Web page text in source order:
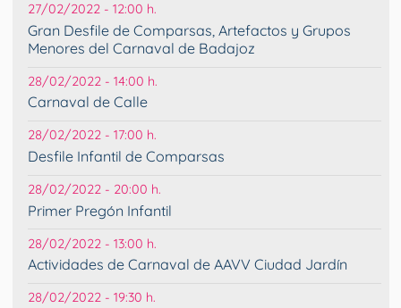
27/02/2022 - 12:00 h.
Gran Desfile de Comparsas, Artefactos y Grupos
Menores del Carnaval de Badajoz
28/02/2022 - 14:00 h.
Carnaval de Calle
28/02/2022 - 17:00 h.
Desfile Infantil de Comparsas
28/02/2022 - 20:00 h.
Primer Pregón Infantil
28/02/2022 - 13:00 h.
Actividades de Carnaval de AAVV Ciudad Jardín
28/02/2022 - 19:30 h.